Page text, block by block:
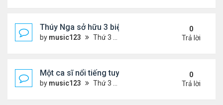
Thúy Nga sở hữu 3 biệt thự triệu USD ở Mỹ
by music123 Thứ 3 Tháng 7 28, 2026 5:01 pm
0
Trả lời
Một ca sĩ nổi tiếng tuyên bố không thu tiền tác
by music123 Thứ 3 Tháng 7 28, 2026 4:57 pm
0
Trả lời